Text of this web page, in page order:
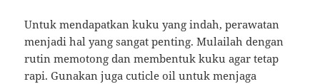
Untuk mendapatkan kuku yang indah, perawatan
menjadi hal yang sangat penting. Mulailah dengan
rutin memotong dan membentuk kuku agar tetap
rapi. Gunakan juga cuticle oil untuk menjaga